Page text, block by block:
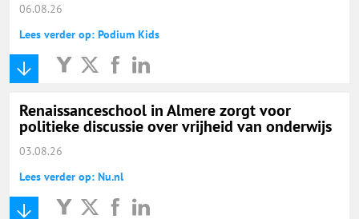
06.08.26
Lees verder op: Podium Kids
Renaissanceschool in Almere zorgt voor
politieke discussie over vrijheid van onderwijs
03.08.26
Lees verder op: Nu.nl